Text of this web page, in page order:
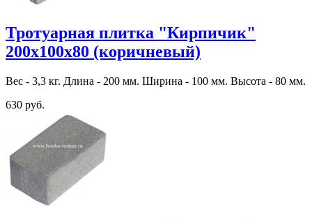
Тротуарная плитка "Кирпичик"
200х100х80 (коричневый)
Вес - 3,3 кг. Длина - 200 мм. Ширина - 100 мм. Высота - 80 мм.
630 руб.